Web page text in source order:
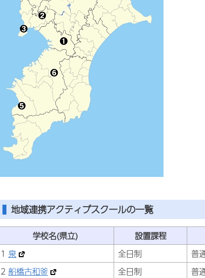
地域連携アクティブスクールの一覧
学校名(県立) 設置課程
1 泉 全日制 普
2 船橋古和釜 全日制 普